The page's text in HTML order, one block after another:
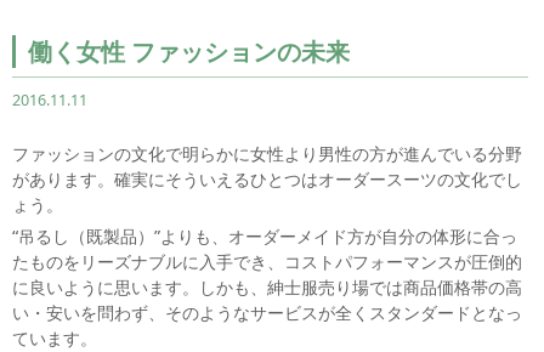
働く女性 ファッションの未来
2016.11.11
ファッションの文化で明らかに女性より男性の方が進んでいる分野
があります。確実にそういえるひとつはオーダースーツの文化でし
ょう。
“吊るし（既製品）”よりも、オーダーメイド方が自分の体形に合っ
たものをリーズナブルに入手でき、コストパフォーマンスが圧倒的
に良いように思います。しかも、紳士服売り場では商品価格帯の高
い・安いを問わず、そのようなサービスが全くスタンダードとなっ
ています。